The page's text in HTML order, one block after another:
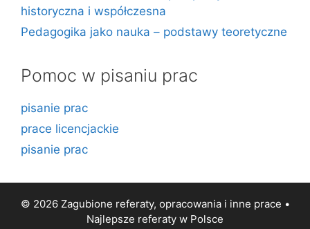
historyczna i współczesna
Pedagogika jako nauka – podstawy teoretyczne
Pomoc w pisaniu prac
pisanie prac
prace licencjackie
pisanie prac
© 2026 Zagubione referaty, opracowania i inne prace •
Najlepsze referaty w Polsce